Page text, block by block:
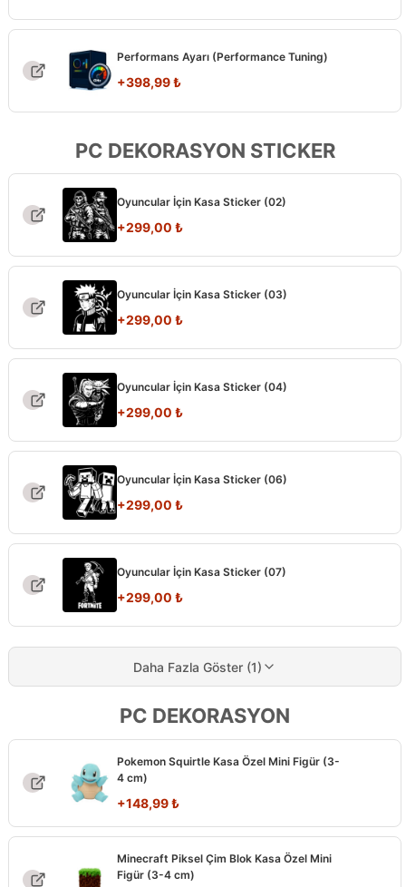
Performans Ayarı (Performance Tuning)
+398,99₺
PC DEKORASYON STICKER
Oyuncular İçin Kasa Sticker (02)
+299,00 ₺
Oyuncular İçin Kasa Sticker (03)
+299,00 ₺
Oyuncular İçin Kasa Sticker (04)
+299,00 ₺
Oyuncular İçin Kasa Sticker (06)
+299,00 ₺
Oyuncular İçin Kasa Sticker (07)
+299,00 ₺
Daha Fazla Göster (1)
PC DEKORASYON
Pokemon Squirtle Kasa Özel Mini Figür (3-
4 cm)
+148,99₺
Minecraft Piksel Çim Blok Kasa Özel Mini
Figür (3-4 cm)